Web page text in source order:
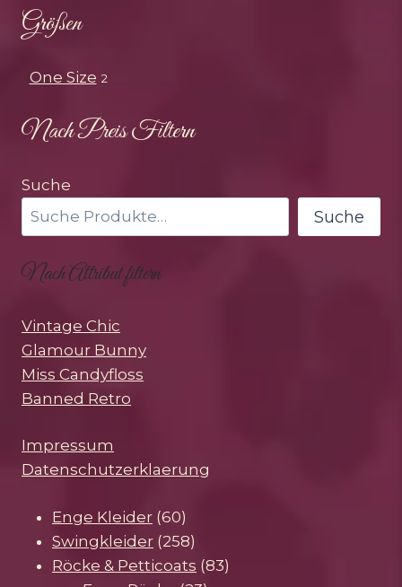
Größen
One Size 2
Nach Preis Filtern
Suche
Suche
Nach Attribut filtern
Vintage Chic
Glamour Bunny
Miss Candyfloss
Banned Retro
Impressum
Datenschutzerklaerung
Enge Kleider 6060
Produkte
Swingkleider 258258
Produkte
Röcke & Petticoats 8383